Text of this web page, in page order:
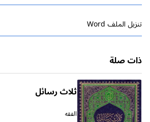
تنزیل الملف Word
ذات صلة
ثلاث رسائل
الفقه